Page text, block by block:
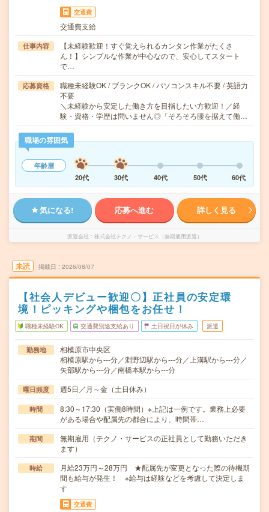
交通費
交通費支給
仕事内容
【未経験歓迎！すぐ覚えられるカンタン作業がたくさ
ん！】シンプルな作業が中心なので、安心してスタート
で…
応募資格
職種未経験OK / ブランクOK / パソコンスキル不要 / 英語力
不要
＼未経験から安定した働き方を目指したい方歓迎！／経
験・資格・学歴は問いません◎「そろそろ腰を据えて働…
職場の雰囲気
年齢層
20代
30代 40代 50代 60代
気になる! 応募へ進む 詳しく見る
派遣会社 株式会社テクノ・サービス（無期雇用派遣）
未読 掲載日 2026/08/07
【社会人デビュー歓迎〇】正社員の安定環
境！ピッキングや梱包をお任せ！
職種未経験OK 交通費別途支給あり 土日祝日が休み 派遣
勤務地
相模原市中央区
相模原駅から---分／淵野辺駅から---分／上溝駅から---分／
矢部駅から---分／南橋本駅から---分
曜日頻度 週5日／月～金（土日休み）
時間
8:30～17:30（実働8時間）※上記は一例です。業務上必要
がある場合や配属先の都合により、時間帯…
期間
無期雇用（テクノ・サービスの正社員として勤務いただき
ます）
時給
月給23万円～28万円 ★配属先が変更となった際の待機期
間も給与が発生！ ※給与は経験などを考慮して決定しま
す
交通費